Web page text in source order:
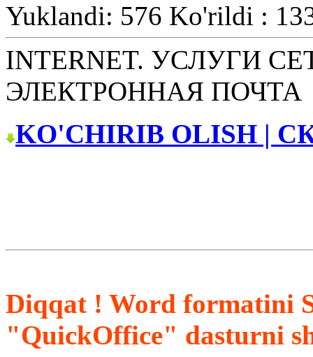
Yuklandi: 576 Ko'rildi :
INTERNET. УСЛУГИ
ЭЛЕКТРОННАЯ ПОЧТА
KO'CHIRIB OLISH |
Diqqat ! Word formatini
"QuickOffice" dasturni